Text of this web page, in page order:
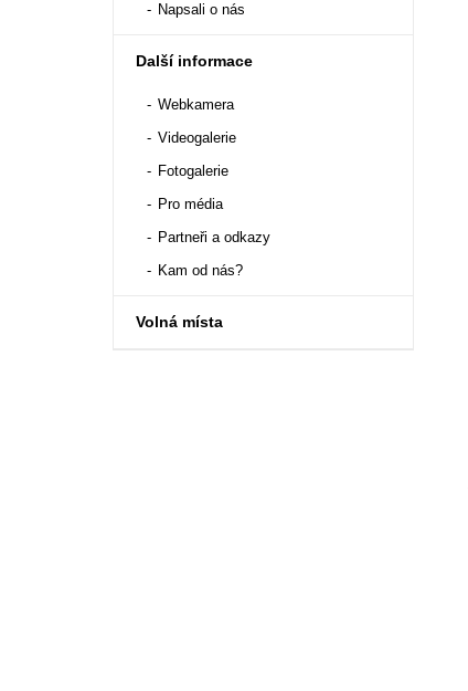
Napsali o nás
Další informace
Webkamera
Videogalerie
Fotogalerie
Pro média
Partneři a odkazy
Kam od nás?
Volná místa